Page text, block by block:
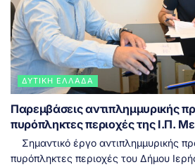
ΔΥΤΙΚΉ ΕΛΛΆΔΑ
Παρεμβάσεις αντιπλημμυρικής
πυρόπληκτες περιοχές της Ι.Π.
Σημαντικό έργο αντιπλημμυρικής
πυρόπληκτες περιοχές του Δήμου